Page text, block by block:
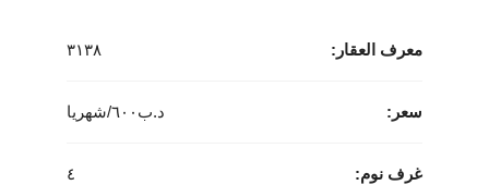
سبع دقائق إلى مركز المحرق الصحي
معرف العقار: ٣١٣٨
سعر: د.ب‎٦٠٠/شهريا
غرف نوم: ٤